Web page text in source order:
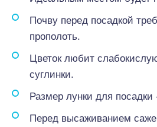
Почву перед посадкой
прополоть.
Цветок любит
суглинки.
Размер лунки для
Перед высаживанием